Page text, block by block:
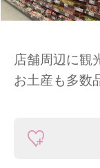
店舗周辺に観
お土産も多数